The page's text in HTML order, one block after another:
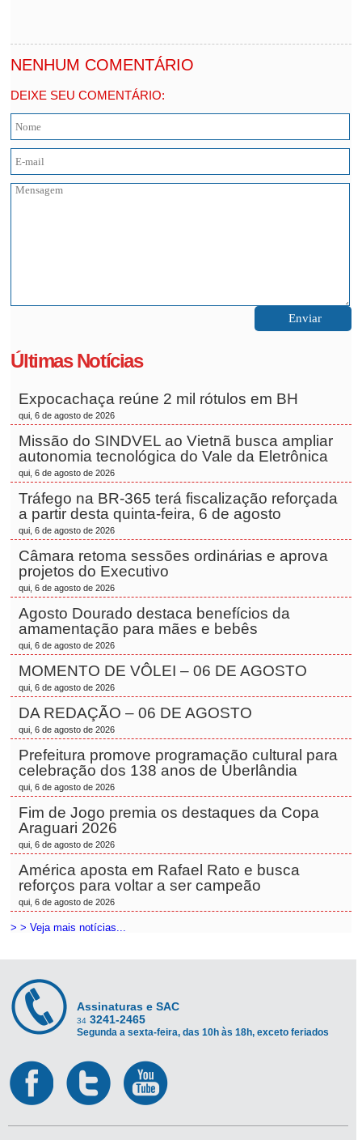
NENHUM COMENTÁRIO
DEIXE SEU COMENTÁRIO:
Últimas Notícias
Expocachaça reúne 2 mil rótulos em BH
qui, 6 de agosto de 2026
Missão do SINDVEL ao Vietnã busca ampliar
autonomia tecnológica do Vale da Eletrônica
qui, 6 de agosto de 2026
Tráfego na BR-365 terá fiscalização reforçada
a partir desta quinta-feira, 6 de agosto
qui, 6 de agosto de 2026
Câmara retoma sessões ordinárias e aprova
projetos do Executivo
qui, 6 de agosto de 2026
Agosto Dourado destaca benefícios da
amamentação para mães e bebês
qui, 6 de agosto de 2026
MOMENTO DE VÔLEI – 06 DE AGOSTO
qui, 6 de agosto de 2026
DA REDAÇÃO – 06 DE AGOSTO
qui, 6 de agosto de 2026
Prefeitura promove programação cultural para
celebração dos 138 anos de Uberlândia
qui, 6 de agosto de 2026
Fim de Jogo premia os destaques da Copa
Araguari 2026
qui, 6 de agosto de 2026
América aposta em Rafael Rato e busca
reforços para voltar a ser campeão
qui, 6 de agosto de 2026
> > Veja mais notícias...
Assinaturas e SAC
34 3241-2465
Segunda a sexta-feira, das 10h às 18h, exceto feriados